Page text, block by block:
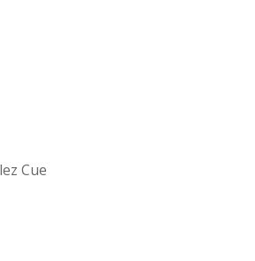
Cue